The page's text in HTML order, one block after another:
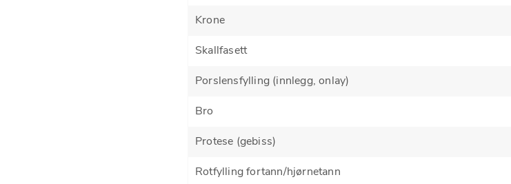
Krone
Skallfasett
Porslensfylling (innlegg, onlay)
Bro
Protese (gebiss)
Rotfylling fortann/hjørnetann